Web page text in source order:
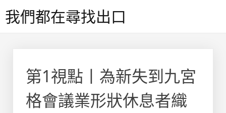
to我們都在尋找出口
第1視點丨為新失到九宮
格會議業形狀休息者織